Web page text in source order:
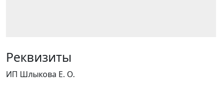
Реквизиты
ИП Шлыкова Е. О.